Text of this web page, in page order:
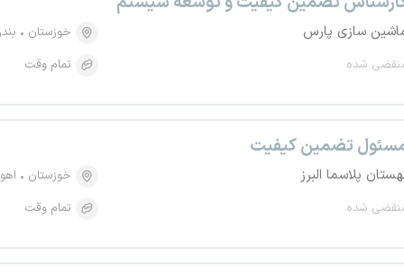
سازی پارس
شده
خوزستان
تمام وقت
تضمین کیفیت
پلاسما البرز
شده
خوزستان
تمام وقت